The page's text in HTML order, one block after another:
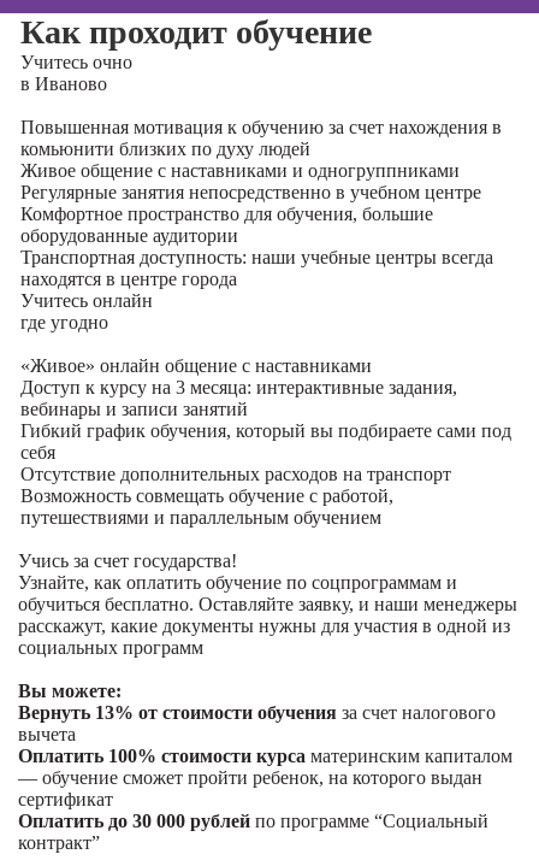
Как проходит обучение
Учитесь очно
в Иваново
Повышенная мотивация к обучению за счет нахождения в
комьюнити близких по духу людей
Живое общение с наставниками и одногруппниками
Регулярные занятия непосредственно в учебном центре
Комфортное пространство для обучения, большие
оборудованные аудитории
Транспортная доступность: наши учебные центры всегда
находятся в центре города
Учитесь онлайн
где угодно
«Живое» онлайн общение с наставниками
Доступ к курсу на 3 месяца: интерактивные задания,
вебинары и записи занятий
Гибкий график обучения, который вы подбираете сами под
себя
Отсутствие дополнительных расходов на транспорт
Возможность совмещать обучение с работой,
путешествиями и параллельным обучением
Учись за счет государства!
Узнайте, как оплатить обучение по соцпрограммам и
обучиться бесплатно. Оставляйте заявку, и наши менеджеры
расскажут, какие документы нужны для участия в одной из
социальных программ
Вы можете:
Вернуть 13% от стоимости обучения за счет налогового
вычета
Оплатить 100% стоимости курса материнским капиталом
— обучение сможет пройти ребенок, на которого выдан
сертификат
Оплатить до 30 000 рублей по программе “Социальный
контракт”